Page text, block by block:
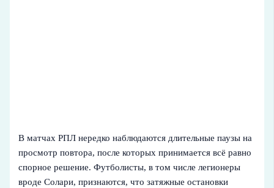
В матчах РПЛ нередко наблюдаются длительные паузы на
просмотр повтора, после которых принимается всё равно
спорное решение. Футболисты, в том числе легионеры
вроде Солари, признаются, что затяжные остановки